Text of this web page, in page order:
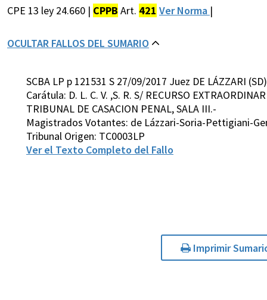
CPE 13 ley 24.660 | CPPB Art. 421 Ver Norma |
OCULTAR FALLOS DEL SUMARIO
SCBA LP p 121531 S 27/09/2017 Juez DE LÁZZARI (SD)
Carátula: D. L. C. V. ,S. R. S/ RECURSO
TRIBUNAL DE CASACION PENAL, SALA III.-
Magistrados Votantes: de Lázzari-Soria-Pettigiani-
Tribunal Origen: TC0003LP
Ver el Texto Completo del Fallo
Imprimir